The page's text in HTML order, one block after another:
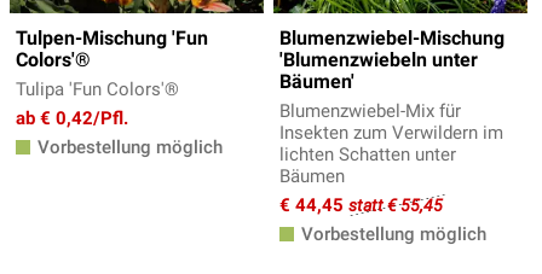
Tulpen-Mischung 'Fun
Colors'®
Tulipa 'Fun Colors'®
ab € 0,42/Pfl.
Vorbestellung möglich
Blumenzwiebel-Mischung
'Blumenzwiebeln unter
Bäumen'
Blumenzwiebel-Mix für
Insekten zum Verwildern im
lichten Schatten unter
Bäumen
€ 44,45 statt € 55,45
Vorbestellung möglich